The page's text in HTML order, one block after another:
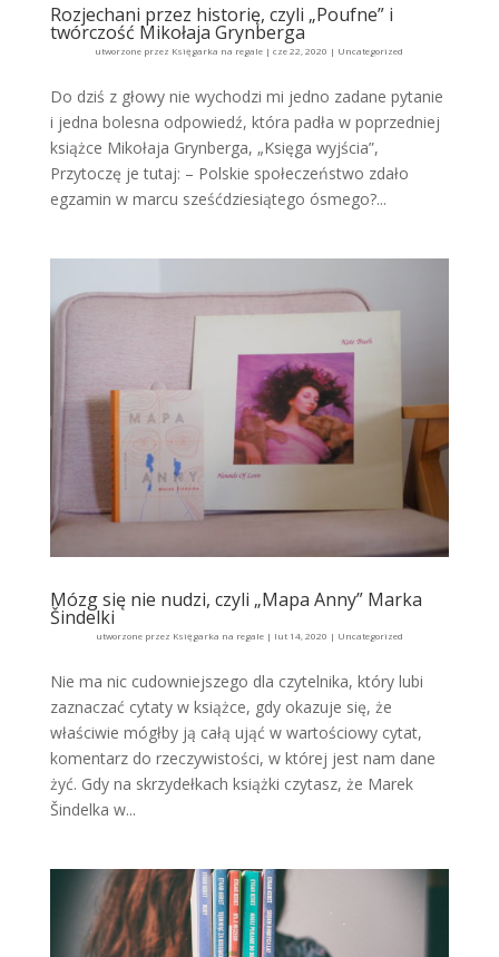
Rozjechani przez historię, czyli „Poufne” i
twórczość Mikołaja Grynberga
utworzone przez Księgarka na regale |cze 22, 2020 | Uncategorized
Do dziś z głowy nie wychodzi mi jedno zadane pytanie
i jedna bolesna odpowiedź, która padła w poprzedniej
książce Mikołaja Grynberga, „Księga wyjścia”,
Przytoczę je tutaj: – Polskie społeczeństwo zdało
egzamin w marcu sześćdziesiątego ósmego?...
Mózg się nie nudzi, czyli „Mapa Anny” Marka
Šindelki
utworzone przez Księgarka na regale| lut 14, 2020 | Uncategorized
Nie ma nic cudowniejszego dla czytelnika, który lubi
zaznaczać cytaty w książce, gdy okazuje się, że
właściwie mógłby ją całą ująć w wartościowy cytat,
komentarz do rzeczywistości, w której jest nam dane
żyć. Gdy na skrzydełkach książki czytasz, że Marek
Šindelka w...